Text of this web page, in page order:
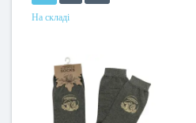
На складі